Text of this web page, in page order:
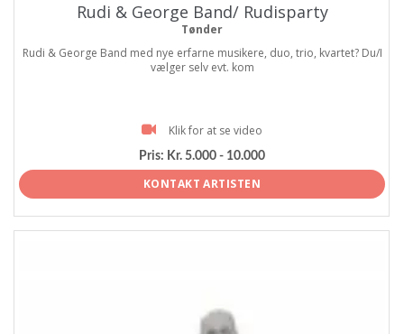
Rudi & George Band/ Rudisparty
Tønder
Rudi & George Band med nye erfarne musikere, duo, trio, kvartet? Du/I
vælger selv evt. kom
Klik for at se video
Pris: Kr. 5.000 - 10.000
KONTAKT ARTISTEN